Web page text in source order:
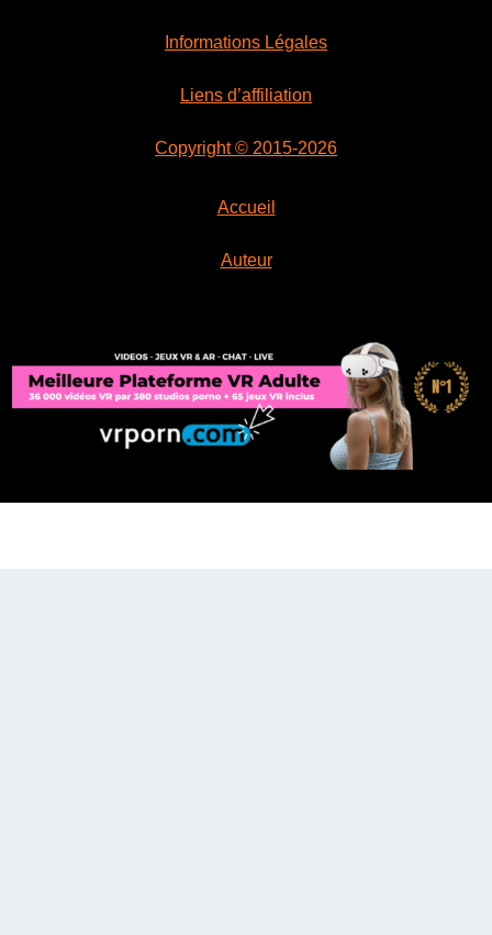
Informations Légales
Liens d’affiliation
Copyright © 2015-2026
Accueil
Auteur